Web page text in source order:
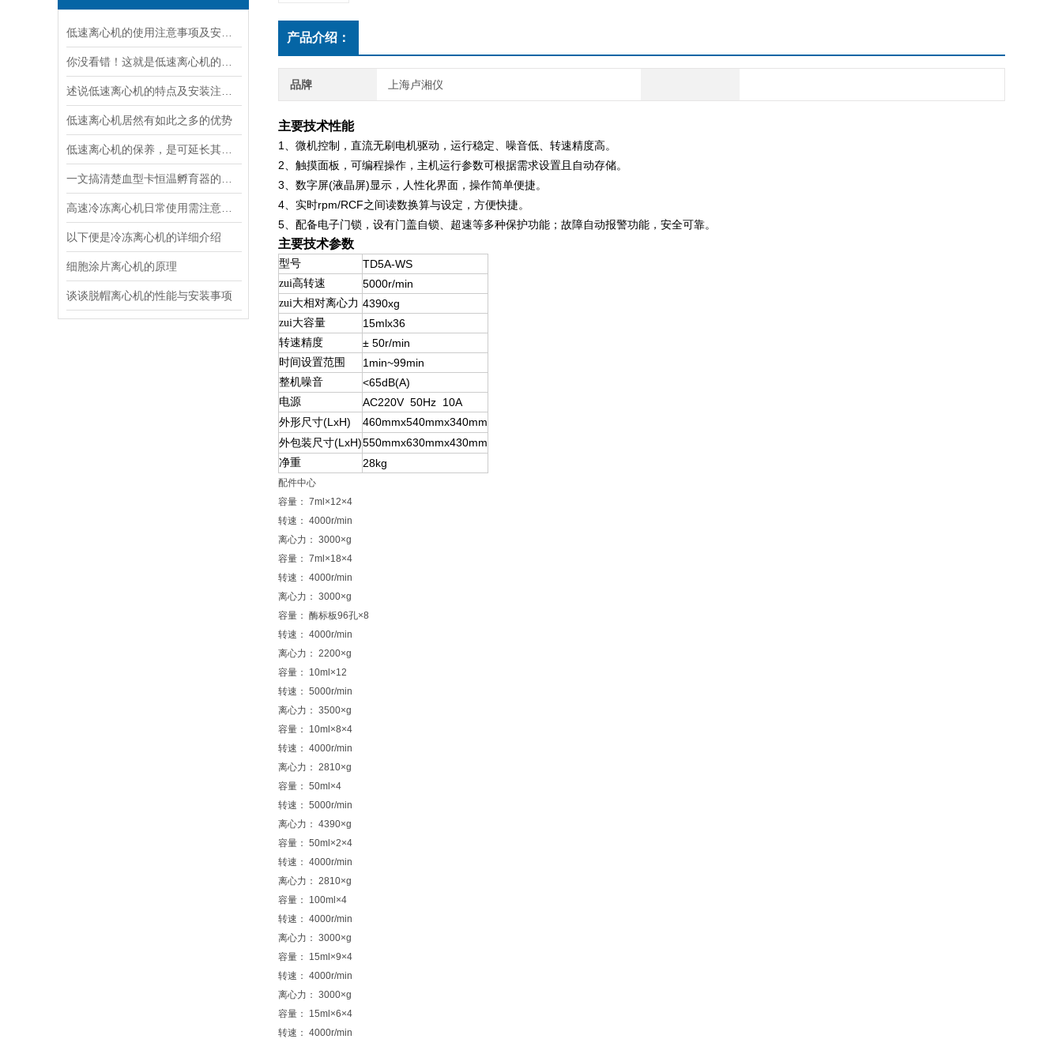
低速离心机居然有如此之多的优势
以下便是冷冻离心机的详细介绍
细胞涂片离心机的原理
谈谈脱帽离心机的性能与安装事项
产品介绍：
品牌 上海卢湘仪
主要技术性能
1 、微机控制，直流无刷电机驱动，运行稳定、噪音低、转速精度高。
2、触摸面板，可编程操作，主机运行参数可根据需求设置且自动存储。
3、数字屏(液晶屏)显示，人性化界面，操作简单便捷。
4、实时rpm/RCF之间读数换算与设定，方便快捷。
5、配备电子门锁，设有门盖自锁、超速等多种保护功能；故障自动报警功能，安全可靠。
主要技术参数
型号 TD5A-WS
zui高转速 5000r/min
zui大相对离心力 4390xg
zui大容量 15mlx36
转速精度 ± 50r/min
时间设置范围 1min~99min
整机噪音 <65dB(A)
电源 AC220V 50Hz 10A
外形尺寸(LxH) 460mmx540mmx340mm
外包装尺寸(LxH)550mmx630mmx430mm
净重 28kg
配件中心
容量： 7ml×12×4
转速： 4000r/min
离心力： 3000×g
容量： 7ml×18×4
转速： 4000r/min
离心力： 3000×g
容量： 酶标板96孔×8
转速： 4000r/min
离心力： 2200×g
容量： 10ml×12
转速： 5000r/min
离心力： 3500×g
容量： 10ml×8×4
转速： 4000r/min
离心力： 2810×g
容量： 50ml×4
转速： 5000r/min
离心力： 4390×g
容量： 50ml×2×4
转速： 4000r/min
离心力： 2810×g
容量： 100ml×4
转速： 4000r/min
离心力： 3000×g
容量： 15ml×9×4
转速： 4000r/min
离心力： 3000×g
容量： 15ml×6×4
转速： 4000r/min